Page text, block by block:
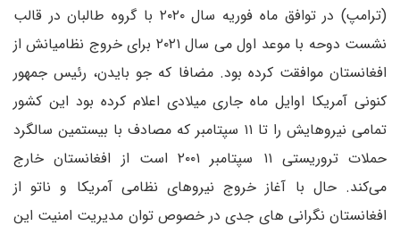
(ترامپ) در توافق ماه فوریه سال ۲۰۲۰ با گروه طالبان در قالب
نشست دوحه با موعد اول می سال ۲۰۲۱ برای خروج نظامیانش از
افغانستان موافقت کرده بود. مضافا که جو بایدن، رئیس جمهور
کنونی آمریکا اوایل ماه جاری میلادی اعلام کرده بود این کشور
تمامی نیروهایش را تا ۱۱ سپتامبر که مصادف با بیستمین سالگرد
حملات تروریستی ۱۱ سپتامبر ۲۰۰۱ است از افغانستان خارج
می‌کند. حال با آغاز خروج نیروهای نظامی آمریکا و ناتو از
افغانستان نگرانی های جدی در خصوص توان مدیریت امنیت این